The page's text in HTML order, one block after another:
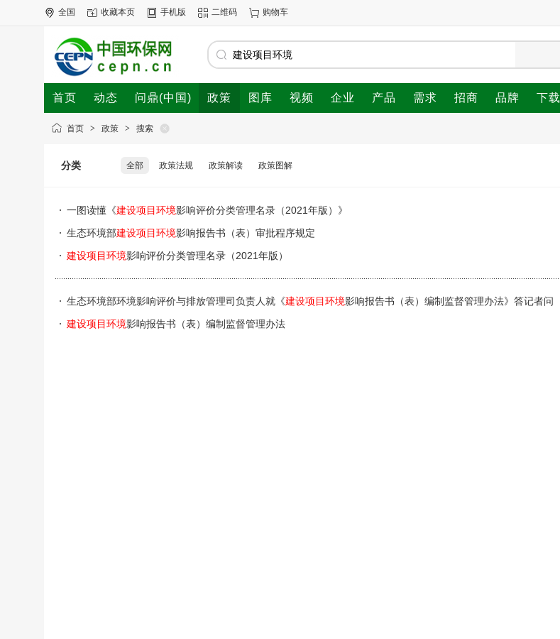
全国 收藏本页 手机版 二维码 购物车
首页 动态 问鼎(中国) 政策 图库 视频 企业 产品 需求 招商 品牌 下载
首页 > 政策 > 搜索
分类 全部 政策法规 政策解读 政策图解
一图读懂《建设项目环境影响评价分类管理名录（2021年版）》
生态环境部建设项目环境影响报告书（表）审批程序规定
建设项目环境影响评价分类管理名录（2021年版）
生态环境部环境影响评价与排放管理司负责人就《建设项目环境影响报告书（表）编制监督管理办法》答记者问
建设项目环境影响报告书（表）编制监督管理办法